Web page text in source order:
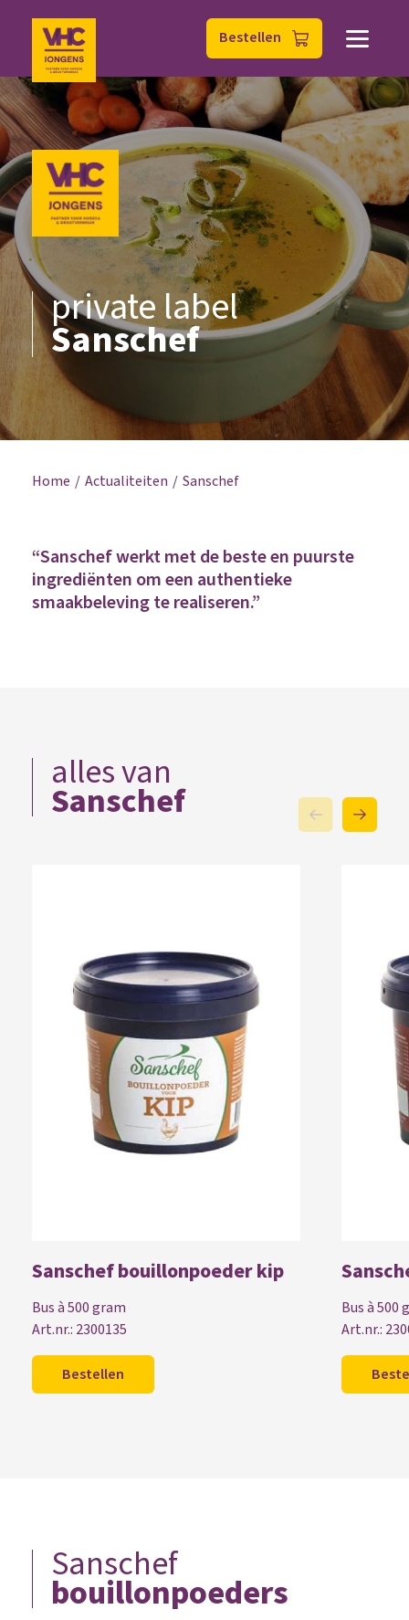
Bestellen
private label
Sanschef
Home Actualiteiten Sanschef
“Sanschef werkt met de beste en puurste
ingrediënten om een authentieke
smaakbeleving te realiseren.”
alles van
Sanschef
Sanschef bouillonpoeder kip
Bus à 500 gram
Art.nr.: 2300135
Bestellen
Bus à 500
Art.nr.:
Sanschef
bouillonpoeders